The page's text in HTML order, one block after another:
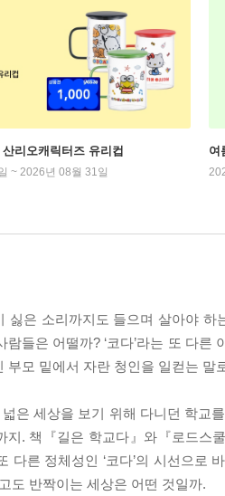
리오캐릭터즈 유리컵
~ 2026년 08월 31일
여
싫은 소리까지도 들으며 살아야
람들은 어떨까? ‘코다’라는 또 다
부모 밑에서 자란 청인을 일컫는
은 세상을 보기 위해 다니던 학교
지. 책『길은 학교다』와『로드
다른 정체성인 ‘코다’의 시선으로
도 반짝이는 세상은 어떤 것일까.